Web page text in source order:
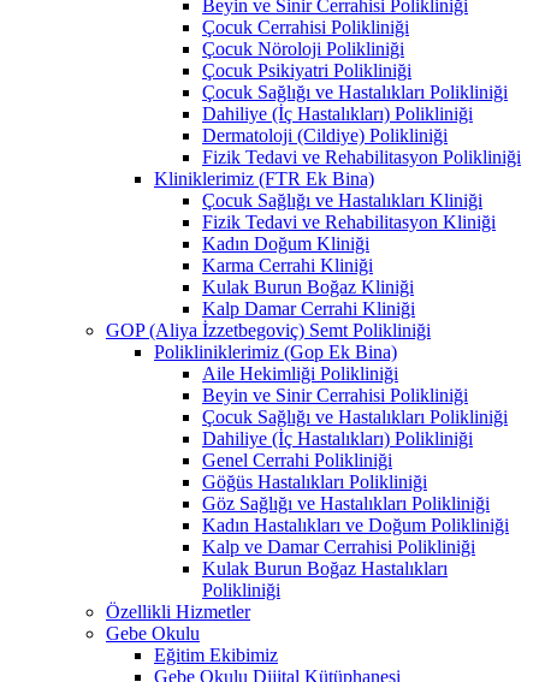
Beyin ve Sinir Cerrahisi Polikliniği
Çocuk Cerrahisi Polikliniği
Çocuk Nöroloji Polikliniği
Çocuk Psikiyatri Polikliniği
Çocuk Sağlığı ve Hastalıkları Polikliniği
Dahiliye (İç Hastalıkları) Polikliniği
Dermatoloji (Cildiye) Polikliniği
Fizik Tedavi ve Rehabilitasyon Polikliniği
Kliniklerimiz (FTR Ek Bina)
Çocuk Sağlığı ve Hastalıkları Kliniği
Fizik Tedavi ve Rehabilitasyon Kliniği
Kadın Doğum Kliniği
Karma Cerrahi Kliniği
Kulak Burun Boğaz Kliniği
Kalp Damar Cerrahi Kliniği
GOP (Aliya İzzetbegoviç) Semt Polikliniği
Polikliniklerimiz (Gop Ek Bina)
Aile Hekimliği Polikliniği
Beyin ve Sinir Cerrahisi Polikliniği
Çocuk Sağlığı ve Hastalıkları Polikliniği
Dahiliye (İç Hastalıkları) Polikliniği
Genel Cerrahi Polikliniği
Göğüs Hastalıkları Polikliniği
Göz Sağlığı ve Hastalıkları Polikliniği
Kadın Hastalıkları ve Doğum Polikliniği
Kalp ve Damar Cerrahisi Polikliniği
Kulak Burun Boğaz Hastalıkları
Polikliniği
Özellikli Hizmetler
Gebe Okulu
Eğitim Ekibimiz
Gebe Okulu Dijital Kütüphanesi